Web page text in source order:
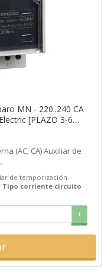
MN - 220..240 CA
[PLAZO 3-6
de temporización
Tipo corriente circuito
+